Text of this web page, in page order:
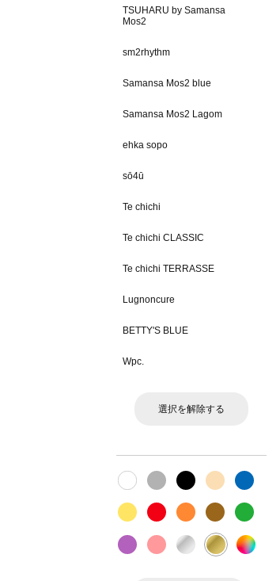
TSUHARU by Samansa
Mos2
sm2rhythm
Samansa Mos2 blue
Samansa Mos2 Lagom
ehka sopo
sō4ū
Te chichi
Te chichi CLASSIC
Te chichi TERRASSE
Lugnoncure
BETTY'S BLUE
Wpc.
選択を解除する